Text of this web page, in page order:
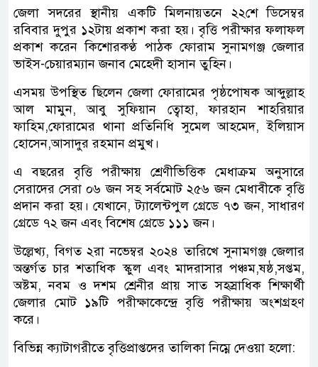
জেলা সদরের স্থানীয় একটি মিলনায়তনে ২২শে ডিসেম্বর
রবিবার দুপুর ১২টায় প্রকাশ করা হয়। বৃত্তি পরীক্ষার ফলাফল
প্রকাশ করেন কিশোরকণ্ঠ পাঠক ফোরাম সুনামগঞ্জ জেলার
ভাইস-চেয়ারম্যান জনাব মেহেদী হাসান তুহিন।
এসময় উপস্থিত ছিলেন জেলা ফোরামের পৃষ্ঠপোষক আব্দুল্লাহ
আল মামুন, আবু সুফিয়ান ত্বোহা, ফারহান শাহরিয়ার
ফাহিম,ফোরামের থানা প্রতিনিধি সুমেল আহমেদ, ইলিয়াস
হোসেন,আসাদুর রহমান প্রমুখ।
এ বছরের বৃত্তি পরীক্ষায় শ্রেণীভিত্তিক মেধাক্রম অনুসারে
সেরাদের সেরা ০৬ জন সহ সর্বমোট ২৫৬ জন মেধাবীকে বৃত্তি
প্রদান করা হয়। যেখানে, ট্যালেন্টপুল গ্রেডে ৭৩ জন, সাধারণ
গ্রেডে ৭২ জন এবং বিশেষ গ্রেডে ১১১ জন।
উল্লেখ্য, বিগত ২রা নভেম্বর ২০২৪ তারিখে সুনামগঞ্জ জেলার
অন্তর্গত চার শতাধিক স্কুল এবং মাদরাসার পঞ্চম,ষষ্ঠ,সপ্তম,
অষ্টম, নবম ও দশম শ্রেনীর প্রায় সাত সহস্রাধিক শিক্ষার্থী
জেলার মোট ১৯টি পরীক্ষাকেন্দ্রে বৃত্তি পরীক্ষায় অংশগ্রহণ
করে।
বিভিন্ন ক্যাটাগরীতে বৃত্তিপ্রাপ্তদের তালিকা নিম্নে দেওয়া হলো: